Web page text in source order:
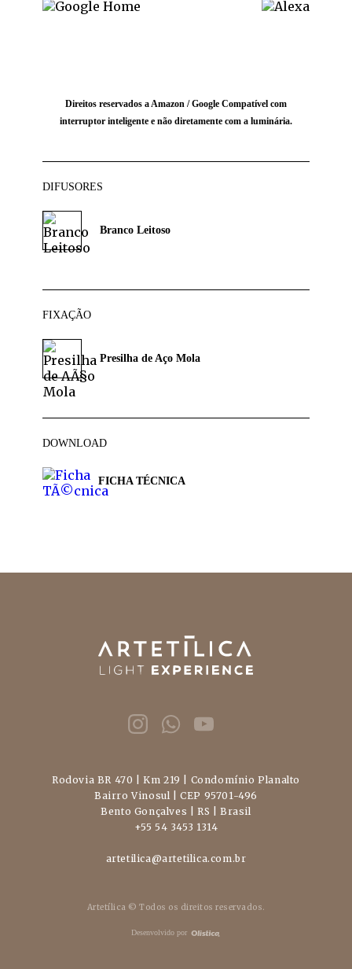
Direitos reservados a Amazon / Google Compatível com
interruptor inteligente e não diretamente com a luminária.
DIFUSORES
Branco Leitoso
FIXAÇÃO
Presilha de Aço Mola
DOWNLOAD
FICHA TÉCNICA
Rodovia BR 470 | Km 219 | Condomínio Planalto
Bairro Vinosul | CEP 95701-496
Bento Gonçalves | RS | Brasil
+55 54 3453 1314
artetilica@artetilica.com.br
Artetílica © Todos os direitos reservados.
Desenvolvido por